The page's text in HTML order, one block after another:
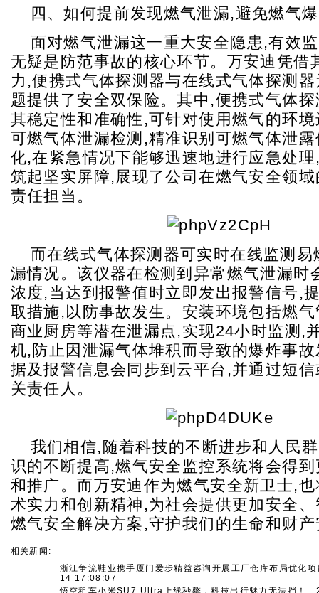
四、如何提前发现燃气泄漏,避免燃气
面对燃气泄漏这一重大安全隐患,有效
无疑是防范事故的核心环节。万安迪凭借
力,便携式气体探测器与在线式气体探测
题提供了安全双保险。其中,便携式气体
其稳定性和准确性,可针对使用燃气的环
可燃气体泄漏检测,精准识别可燃气体泄
化,在紧急情况下能够迅速地进行应急处
筑起坚实屏障,展现了公司在燃气安全领
责任担当。
而在线式气体探测器可实时在线监测易
漏情况。该仪器在检测到异常燃气泄漏时
浓度,当达到报警值时立即发出报警信号,
取措施,以防事故发生。安装环境包括燃
商业厨房等潜在泄漏点,实现24小时监测,
机,防止因泄漏气体堆积而导致的爆炸事
据及报警信息会同步到云平台,并通过短
关责任人。
我们相信,随着科技的不断进步和人民
识的不断提高,燃气安全监控系统将会得
和推广。而万安迪作为燃气安全新卫士,
术实力和创新精神,为社会提供更加安全
燃气安全解决方案,守护我们的生命和财
相关新闻:
浙江争流鞋业携手厦门爱步精益咨询开展工厂仓库布局优化项
14 17:08:07
悟空租车小米SU7 Ultra上线秒罄，科技出行魅力无法挡！